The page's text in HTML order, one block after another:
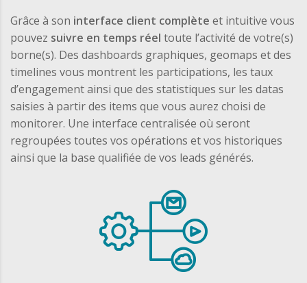
Grâce à son interface client complète et intuitive vous
pouvez suivre en temps réel toute l’activité de votre(s)
borne(s). Des dashboards graphiques, geomaps et des
timelines vous montrent les participations, les taux
d’engagement ainsi que des statistiques sur les datas
saisies à partir des items que vous aurez choisi de
monitorer. Une interface centralisée où seront
regroupées toutes vos opérations et vos historiques
ainsi que la base qualifiée de vos leads générés.